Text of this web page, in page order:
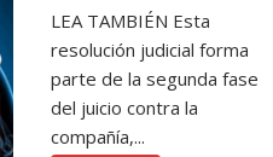
LEA TAMBIÉN Esta
resolución judicial forma
parte de la segunda fase
del juicio contra la
compañía,...